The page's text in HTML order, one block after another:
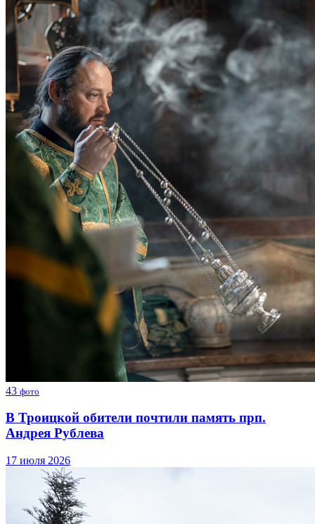
43 фото
В Троицкой обители почтили память прп.
Андрея Рублева
17 июля 2026